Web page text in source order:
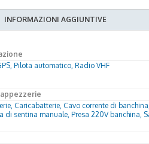
INFORMAZIONI AGGIUNTIVE
Pilota automatico, Radio VHF
Caricabatterie, Cavo corrente di
di sentina manuale, Presa 220V banchina,